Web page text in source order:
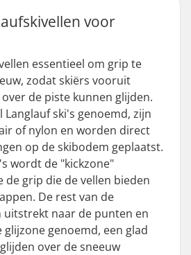
voor
essentieel om grip te
zodat skiërs vooruit
de piste kunnen glijden.
Langlauf ski's genoemd, zijn
of nylon en worden direct
op de skibodem geplaatst.
wordt de "kickzone"
de grip die de vellen bieden
De rest van de
uitstrekt naar de punten en
genoemd, een glad
over de sneeuw